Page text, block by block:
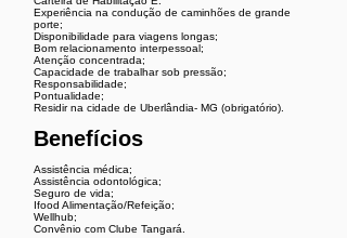
Experiência na condução de caminhões de grande
porte;
Disponibilidade para viagens longas;
Bom relacionamento interpessoal;
Atenção concentrada;
Capacidade de trabalhar sob pressão;
Responsabilidade;
Pontualidade;
Residir na cidade de Uberlândia- MG (obrigatório).
Benefícios
Assistência médica;
Assistência odontológica;
Seguro de vida;
Ifood Alimentação/Refeição;
Wellhub;
Convênio com Clube Tangará.